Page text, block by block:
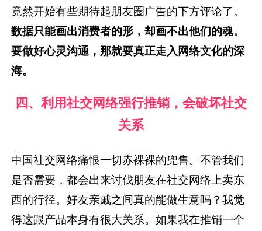
竟然开始有些期待起朋友圈广告的下方评论了。
数据只能画出消费者的形，却画不出他们的魂。
要做好心灵沟通，那就要真正走入网络文化的深
海。
四、利用社交网络强行推销，会破坏社交
关系
中国社交网络痛恨一切赤裸裸的兜售。不管我们
是否需要，都会出来讨伐朋友在社交网络上卖东
西的行径。好友亲戚之间真的能做生意吗？我觉
得这跟产品本身有很大关系。如果我在推销一个